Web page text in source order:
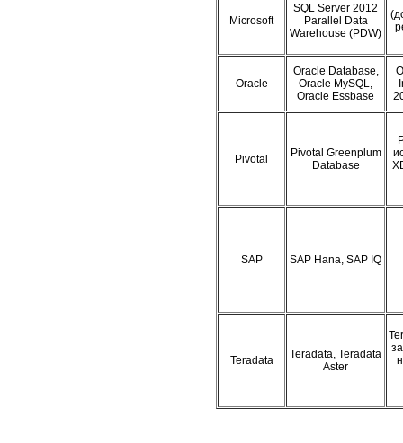
Microsoft
SQL Server 2012
Parallel Data
Warehouse (PDW)
Oracle
Oracle Database,
Oracle MySQL,
Oracle Essbase
Pivotal
Pivotal Greenplum
Database
SAP SAP Hana, SAP IQ
Teradata
Teradata, Teradata
Aster